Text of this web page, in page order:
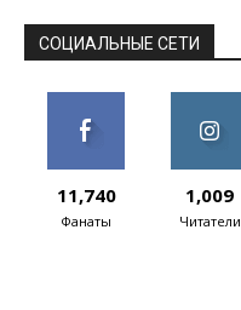
СОЦИАЛЬНЫЕ СЕТИ
11,740
Фанаты
1,009
Читатели